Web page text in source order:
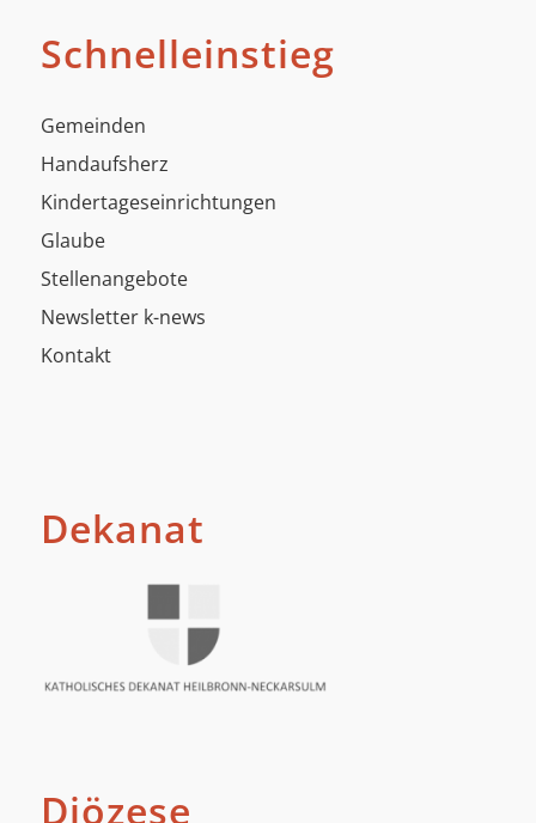
Schnelleinstieg
Gemeinden
Handaufsherz
Kindertageseinrichtungen
Glaube
Stellenangebote
Newsletter k-news
Kontakt
Dekanat
Diözese